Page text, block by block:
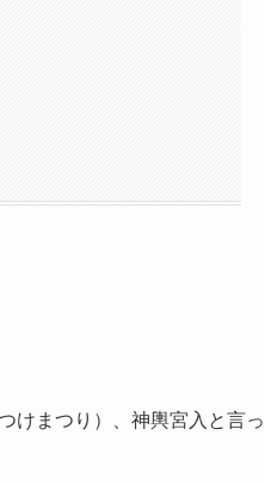
けまつり）、神輿宮入と言っ